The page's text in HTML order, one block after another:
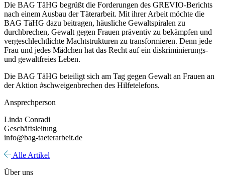
Die BAG TäHG begrüßt die Forderungen des GREVIO-Berichts
nach einem Ausbau der Täterarbeit. Mit ihrer Arbeit möchte die
BAG TäHG dazu beitragen, häusliche Gewaltspiralen zu
durchbrechen, Gewalt gegen Frauen präventiv zu bekämpfen und
vergeschlechtlichte Machtstrukturen zu transformieren. Denn jede
Frau und jedes Mädchen hat das Recht auf ein diskriminierungs-
und gewaltfreies Leben.
Die BAG TäHG beteiligt sich am Tag gegen Gewalt an Frauen an
der Aktion #schweigenbrechen des Hilfetelefons.
Ansprechperson
Linda Conradi
Geschäftsleitung
info@bag-taeterarbeit.de
Alle Artikel
Über uns